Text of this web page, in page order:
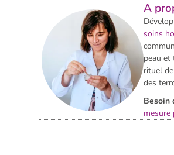
A
soins
peau et
rituel
des
Besoin
mesure